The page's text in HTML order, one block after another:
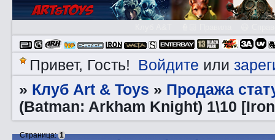
Привет, Гость! Войдите или
» Клуб Art & Toys » Продажа
(Batman: Arkham Knight) 1\10
Страница:1